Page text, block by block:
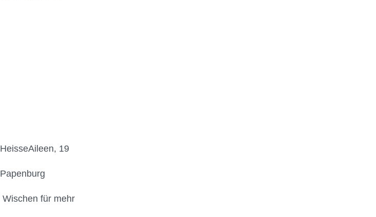
HeisseAileen, 19
Papenburg
Wischen für mehr